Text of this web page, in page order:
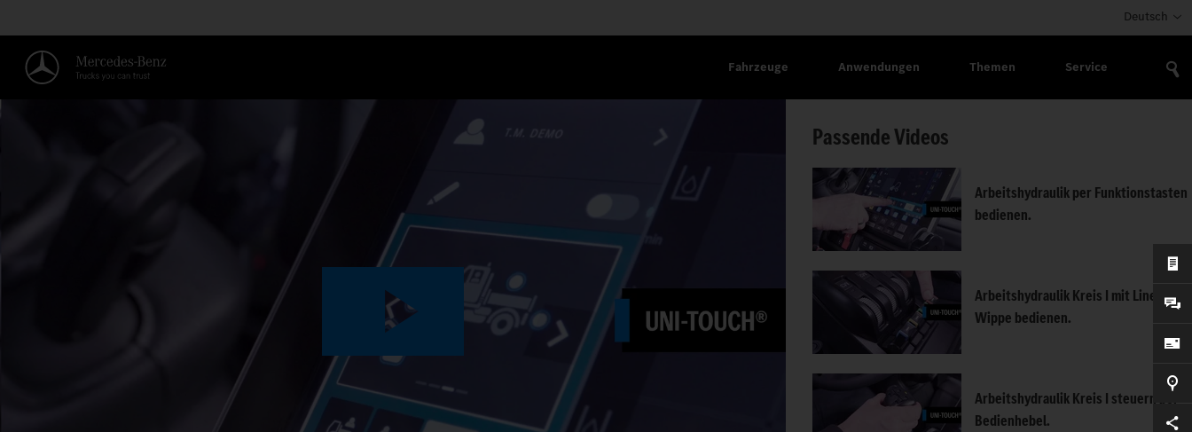
Deutsch
Fahrzeuge Anwendungen Themen Service
BEGRENZUNGEN FÜR VOLUMENSTROM EINSTELLEN.
Play
Video
Passende Videos
Arbeitshydraulik per Funktionstasten
bedienen.
Arbeitshydraulik Kreis I mit Linear-
Wippe bedienen.
Arbeitshydraulik Kreis I steuern per
Bedienhebel.